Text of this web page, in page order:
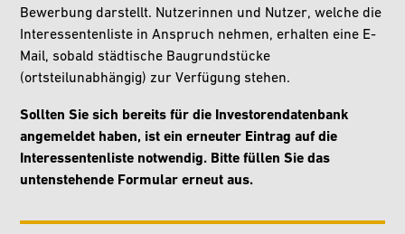
Bewerbung darstellt. Nutzerinnen und Nutzer, welche die
Interessentenliste in Anspruch nehmen, erhalten eine E-
Mail, sobald städtische Baugrundstücke
(ortsteilunabhängig) zur Verfügung stehen.
Sollten Sie sich bereits für die Investorendatenbank
angemeldet haben, ist ein erneuter Eintrag auf die
Interessentenliste notwendig. Bitte füllen Sie das
untenstehende Formular erneut aus.